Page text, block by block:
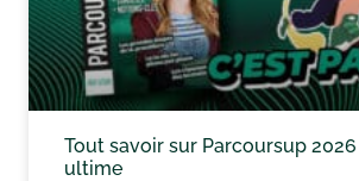
Tout savoir sur Parcoursup
ultime